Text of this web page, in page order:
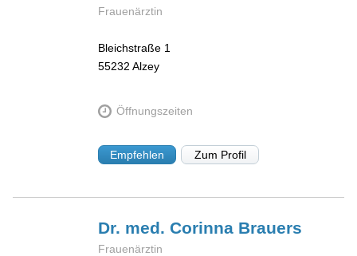
Frauenärztin
Bleichstraße 1
55232 Alzey
Öffnungszeiten
Empfehlen Zum Profil
Dr. med. Corinna Brauers
Frauenärztin